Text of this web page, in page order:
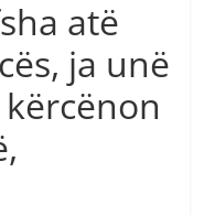
atë
ja unë